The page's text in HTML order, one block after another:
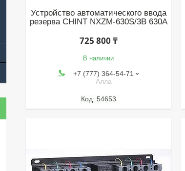
Устройство автоматического ввода
резерва CHINT NXZM-630S/3B 630A
725 800 ₸
В наличии
+7 (777) 364-54-71
Алла
54653